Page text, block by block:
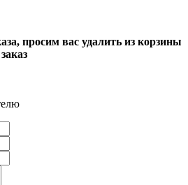
просим вас удалить из корзины